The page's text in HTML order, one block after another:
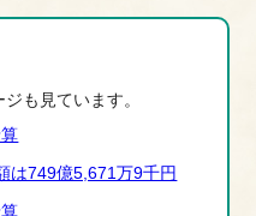
も見ています。
は749億5,671万9千円